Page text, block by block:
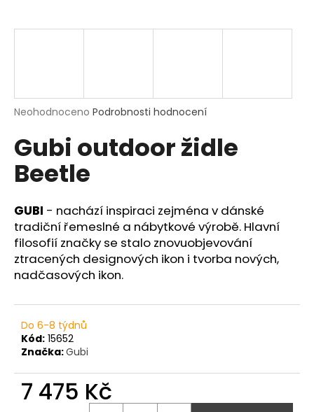
Průměrné
produktu
je
0,0
hvězdiček.
Neohodnoceno Podrobnosti hodnocení
Gubi outdoor židle
Beetle
GUBI - nachází inspiraci zejména v dánské
tradiční řemeslné a nábytkové výrobě. Hlavní
filosofií značky se stalo znovuobjevování
ztracených designových ikon i tvorba nových,
nadčasových ikon.
Do 6-8 týdnů
Kód: 15652
Značka:Gubi
7 475 Kč
j
D
o
p
o
r
u
u
e
m